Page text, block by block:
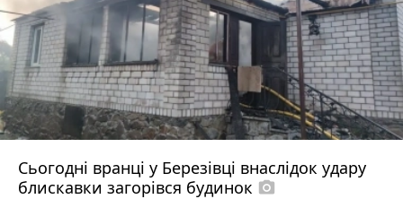
Сьогодні вранці у Березівці внаслідок удару
блискавки загорівся будинок photo_camera